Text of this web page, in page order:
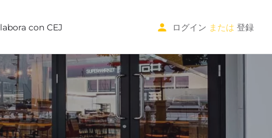
con CEJ ログイン または 登録